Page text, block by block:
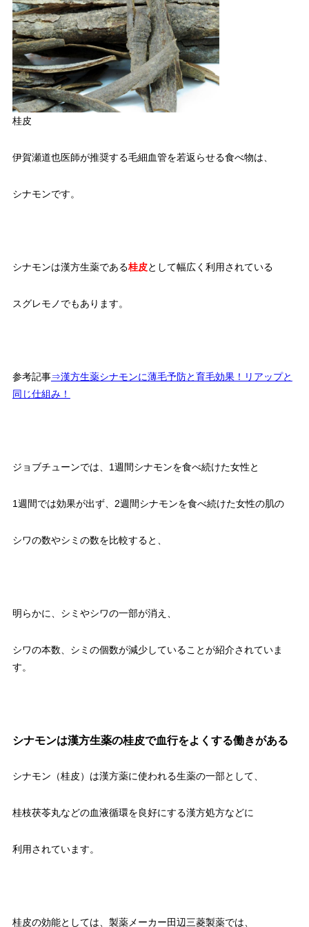
桂皮
伊賀瀬道也医師が推奨する毛細血管を若返らせる食べ物は、
シナモンです。
シナモンは漢方生薬である桂皮として幅広く利用されている
スグレモノでもあります。
参考記事⇒漢方生薬シナモンに薄毛予防と育毛効果！リアップと
同じ仕組み！
ジョブチューンでは、1週間シナモンを食べ続けた女性と
1週間では効果が出ず、2週間シナモンを食べ続けた女性の肌の
シワの数やシミの数を比較すると、
明らかに、シミやシワの一部が消え、
シワの本数、シミの個数が減少していることが紹介されていま
す。
シナモンは漢方生薬の桂皮で血行をよくする働きがある
シナモン（桂皮）は漢方薬に使われる生薬の一部として、
桂枝茯苓丸などの血液循環を良好にする漢方処方などに
利用されています。
桂皮の効能としては、製薬メーカー田辺三菱製薬では、